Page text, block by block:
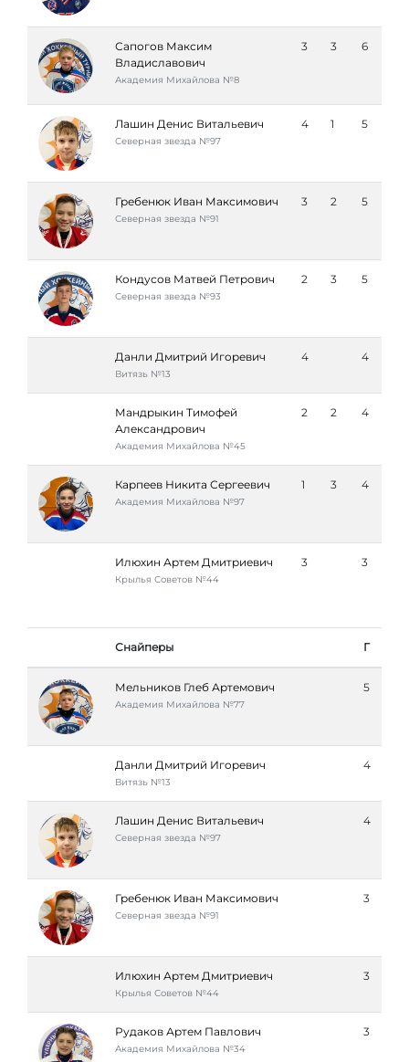
Сапогов Максим
Владиславович
Академия Михайлова №8
3 3 6
Лашин Денис Витальевич
Северная звезда №97
4 1 5
Гребенюк Иван Максимович
Северная звезда №91
3 2 5
Кондусов Матвей Петрович
Северная звезда №93
2 3 5
Данли Дмитрий Игоревич
Витязь №13
4 4
Мандрыкин Тимофей
Александрович
Академия Михайлова №45
2 2 4
Карпеев Никита Сергеевич
Академия Михайлова №97
1 3 4
Илюхин Артем Дмитриевич
Крылья Советов №44
3 3
Снайперы Г
Мельников Глеб Артемович
Академия Михайлова №77
5
Данли Дмитрий Игоревич
Витязь №13
4
Лашин Денис Витальевич
Северная звезда №97
4
Гребенюк Иван Максимович
Северная звезда №91
3
Илюхин Артем Дмитриевич
Крылья Советов №44
3
Рудаков Артем Павлович
Академия Михайлова №34
3